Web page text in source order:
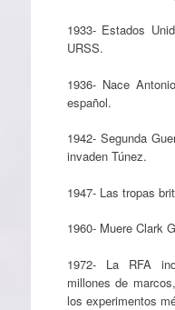
1933- Estados
URSS.
1936- Nace
español.
1942- Segunda
invaden Túnez.
1947- Las tropas
1960- Muere Clark
1972- La RFA
millones de
los experimentos